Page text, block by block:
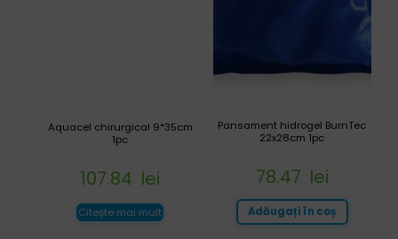
Pansament hidrogel BurnTec
22x28cm 1pc
78.47 lei
Adăugați în coș
Aquacel chirurgical 9*35cm
1pc
107.84 lei
Citește mai mult